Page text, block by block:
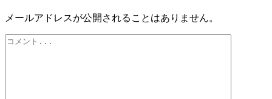
メールアドレスが公開されることはありません。